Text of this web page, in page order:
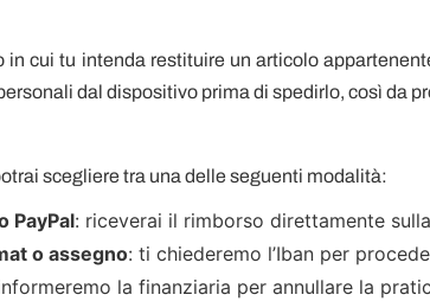
in cui tu intenda restituire un articolo
dal dispositivo prima di spedirlo, così da
scegliere tra una delle seguenti modalità:
PayPal: riceverai il rimborso direttamente
o assegno: ti chiederemo l’Iban per
la finanziaria per annullare la